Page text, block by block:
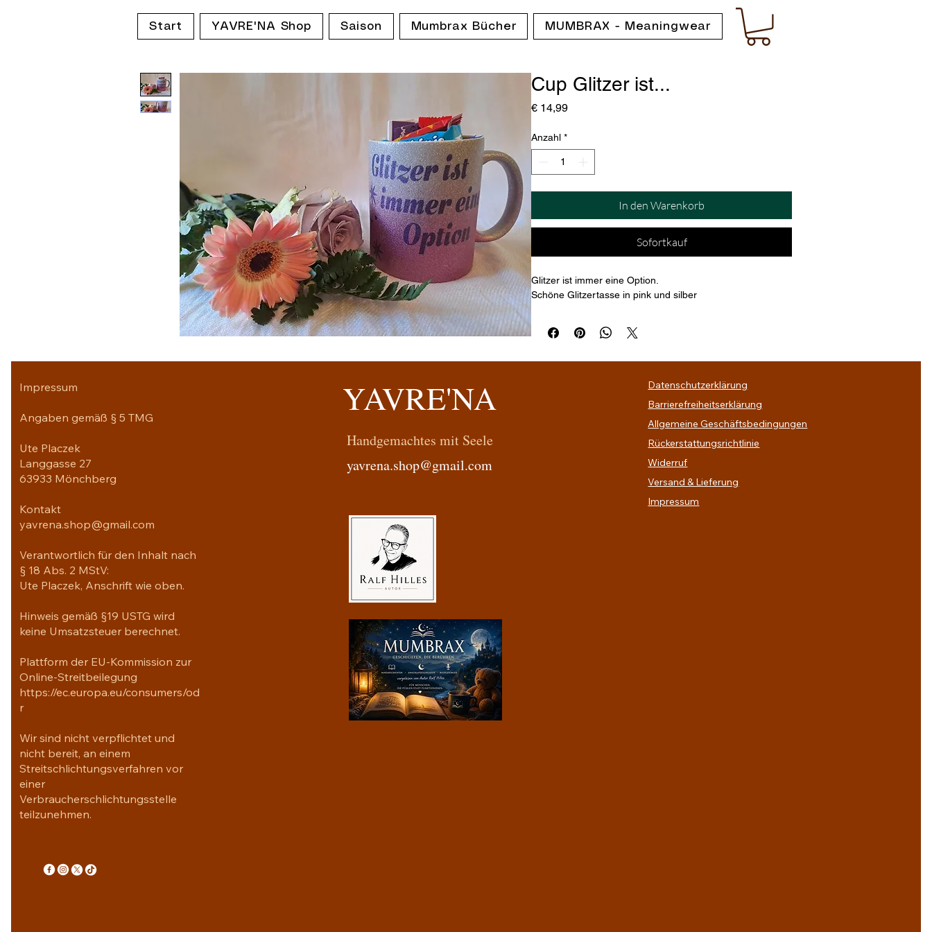
Start YAVRE'NA Shop Saison Mumbrax Bücher MUMBRAX - Meaningwear
Cup Glitzer ist...
€ 14,99Preis
Anzahl *
In den Warenkorb
Sofortkauf
Glitzer ist immer eine Option.
Schöne Glitzertasse in pink und silber
Impressum
Angaben gemäß § 5 TMG
Ute Placzek
Langgasse 27
63933 Mönchberg
Kontakt
yavrena.shop@gmail.com
Verantwortlich für den Inhalt nach
§ 18 Abs. 2 MStV:
Ute Placzek, Anschrift wie oben.
Hinweis gemäß §19 USTG wird
keine Umsatzsteuer berechnet.
Plattform der EU-Kommission zur
Online-Streitbeilegung
https://ec.europa.eu/consumers/od
r
Wir sind nicht verpflichtet und
nicht bereit, an einem
Streitschlichtungsverfahren vor
einer
Verbraucherschlichtungsstelle
teilzunehmen.
YAVRE'NA
Handgemachtes mit Seele
yavrena.shop@gmail.com
Datenschutzerklärung
Barrierefreiheitserklärung
Allgemeine Geschäftsbedingungen
Rückerstattungsrichtlinie
Widerruf
Versand & Lieferung
Impressum